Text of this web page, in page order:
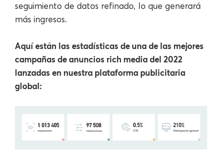
seguimiento de datos refinado, lo que generará
más ingresos.
Aquí están las estadísticas de una de las mejores
campañas de anuncios rich media del 2022
lanzadas en nuestra plataforma publicitaria
global: